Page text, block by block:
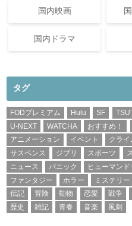
国内映画
国内ドラマ
タグ
FODプレミアム Hulu SF
U-NEXT
WATCHA おすすめ！
アニメーション
イベント クライ
サスペンス
ジブリ スポーツ
ニュース
パニック ヒューマンド
ファンタジー
ホラー ミステリー
伝記
冒険 動物 恋愛 戦争
歴史
雑記 青春 音楽 風刺